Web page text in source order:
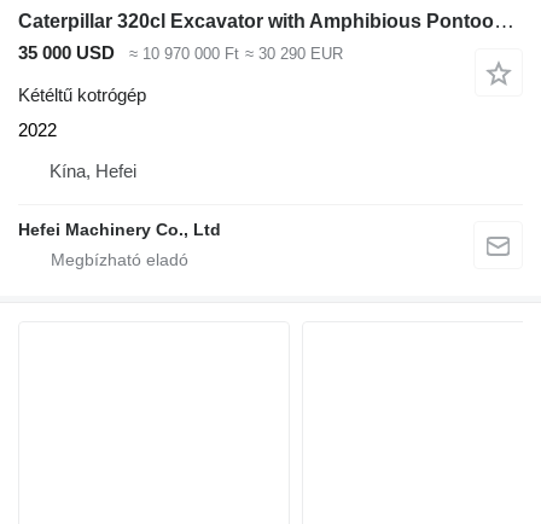
Caterpillar 320cl Excavator with Amphibious Pontoon Undercarriag in
35 000 USD ≈ 10 970 000 Ft ≈ 30 290 EUR
Kétéltű kotrógép
2022
Kína, Hefei
Hefei Machinery Co., Ltd